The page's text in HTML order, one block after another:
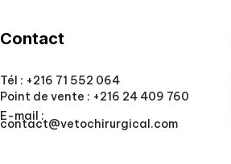
Contact
Tél : +216 71 552 064
Point de vente : +216 24 409 760
E-mail :
contact@vetochirurgical.com